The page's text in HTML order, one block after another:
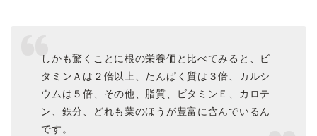
しかも驚くことに根の栄養価と比べてみると、ビ
タミンＡは２倍以上、たんぱく質は３倍、カルシ
ウムは５倍、その他、脂質、ビタミンＥ、カロテ
ン、鉄分、どれも葉のほうが豊富に含んでいるん
です。